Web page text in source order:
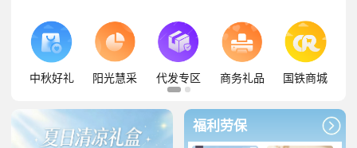
中秋好礼 阳光慧采 代发专区 商务礼品 国铁商城
福利劳保